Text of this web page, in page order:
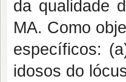
da qualidade
MA. Como
específicos:
idosos do